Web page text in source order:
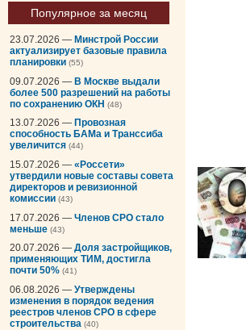
Популярное за месяц
23.07.2026 — Минстрой России
актуализирует базовые правила
планировки (55)
09.07.2026 — В Москве выдали
более 500 разрешений на работы
по сохранению ОКН (48)
13.07.2026 — Провозная
способность БАМа и Транссиба
увеличится (44)
15.07.2026 — «Россети»
утвердили новые составы совета
директоров и ревизионной
комиссии (43)
17.07.2026 — Членов СРО стало
меньше (43)
20.07.2026 — Доля застройщиков,
применяющих ТИМ, достигла
почти 50% (41)
06.08.2026 — Утверждены
изменения в порядок ведения
реестров членов СРО в сфере
строительства (40)